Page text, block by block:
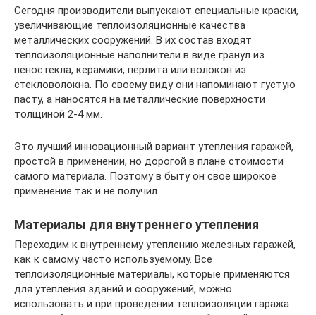
Сегодня производители выпускают специальные краски,
увеличивающие теплоизоляционные качества
металлических сооружений. В их состав входят
теплоизоляционные наполнители в виде гранул из
пеностекла, керамики, перлита или волокон из
стекловолокна. По своему виду они напоминают густую
пасту, а наносятся на металлические поверхности
толщиной 2-4 мм.
Это лучший инновационный вариант утепления гаражей,
простой в применении, но дорогой в плане стоимости
самого материала. Поэтому в быту он свое широкое
применение так и не получил.
Материалы для внутреннего утепления
Переходим к внутреннему утеплению железных гаражей,
как к самому часто используемому. Все
теплоизоляционные материалы, которые применяются
для утепления зданий и сооружений, можно
использовать и при проведении теплоизоляции гаража